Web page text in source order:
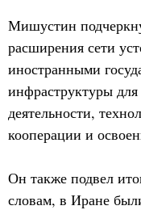
Мишустин
расширения сети
иностранными
инфраструктуры
деятельности,
кооперации и
Он также подвел
словам, в Иране